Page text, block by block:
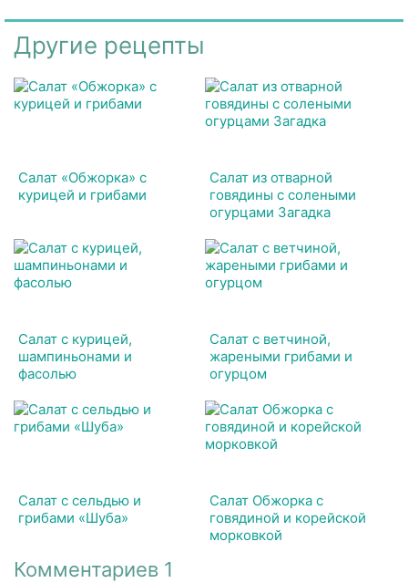
Другие рецепты
Салат «Обжорка» с
курицей и грибами
Салат из отварной
говядины с солеными
огурцами Загадка
Салат с курицей,
шампиньонами и
фасолью
Салат с ветчиной,
жареными грибами и
огурцом
Салат с сельдью и
грибами «Шуба»
Салат Обжорка с
говядиной и корейской
морковкой
Комментариев 1